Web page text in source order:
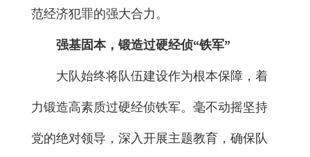
范经济犯罪的强大合力。
强基固本，锻造过硬经侦“铁军”
大队始终将队伍建设作为根本保障，着
力锻造高素质过硬经侦铁军。毫不动摇坚持
党的绝对领导，深入开展主题教育，确保队